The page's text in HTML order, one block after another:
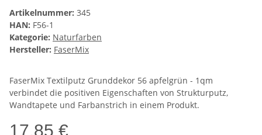
Artikelnummer: 345
HAN: F56-1
Kategorie: Naturfarben
Hersteller: FaserMix
FaserMix Textilputz Grunddekor 56 apfelgrün - 1qm
verbindet die positiven Eigenschaften von Strukturputz,
Wandtapete und Farbanstrich in einem Produkt.
17,85 €